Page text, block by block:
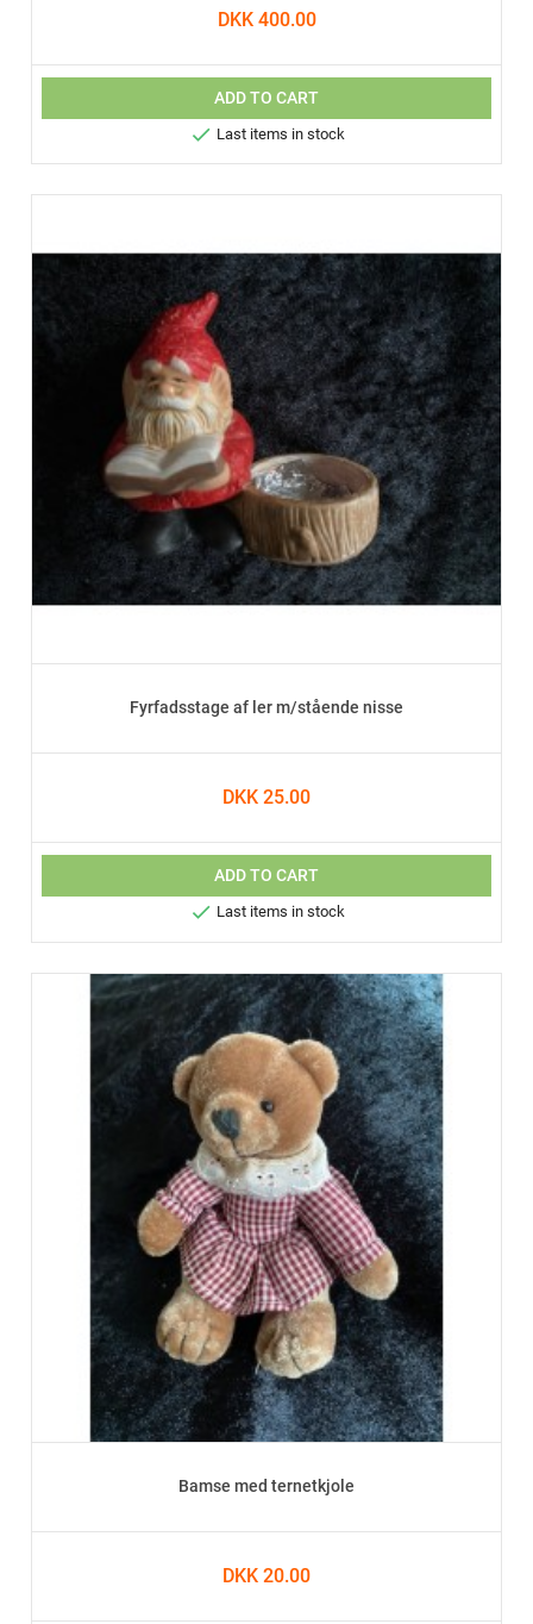
DKK 400.00
ADD TO CART
 Last items in stock
Fyrfadsstage af ler m/stående nisse
DKK 25.00
ADD TO CART
 Last items in stock
Bamse med ternetkjole
DKK 20.00